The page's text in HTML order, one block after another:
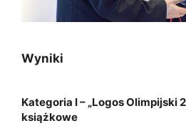
Wyniki
Kategoria I – „Logos Olimpijski
książkowe